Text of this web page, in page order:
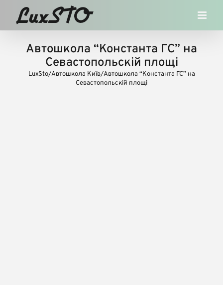
content
Автошкола “Константа ГС” на
Севастопольскій площі
LuxSto/Автошкола Київ/Автошкола “Константа ГС” на
Севастопольскій площі